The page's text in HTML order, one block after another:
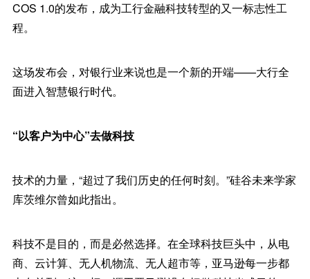
COS 1.0的发布，成为工行金融科技转型的又一标志性工
程。
这场发布会，对银行业来说也是一个新的开端——大行全
面进入智慧银行时代。
“以客户为中心”去做科技
技术的力量，“超过了我们历史的任何时刻。”硅谷未来学家
库茨维尔曾如此指出。
科技不是目的，而是必然选择。在全球科技巨头中，从电
商、云计算、无人机物流、无人超市等，亚马逊每一步都